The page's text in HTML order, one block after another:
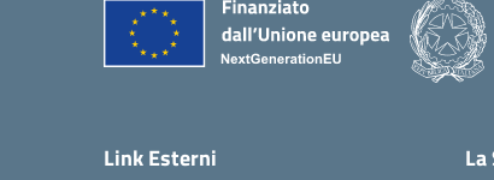
Link Esterni